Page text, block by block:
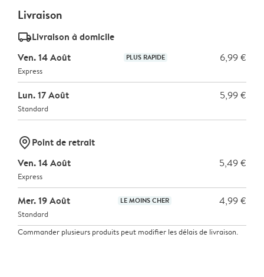
Livraison
delivery_standard_v2Livraison à domicile
Ven. 14 Août
PLUS RAPIDE 6,99 €
Express
Lun. 17 Août 5,99 €
Standard
marker-pinPoint de retrait
Ven. 14 Août
5,49 €
Express
Mer. 19 Août LE MOINS CHER 4,99 €
Standard
Commander plusieurs produits peut modifier les délais de livraison.